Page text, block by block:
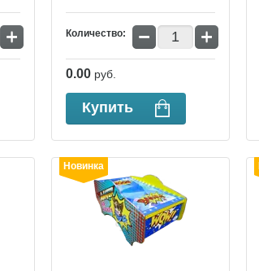
+ Количество: − +
0.00 руб.
Купить
Новинка